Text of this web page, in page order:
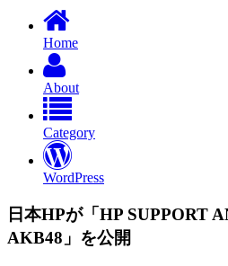
Home
About
Category
WordPress
日本HPが「HP SUPPORT
AKB48」を公開